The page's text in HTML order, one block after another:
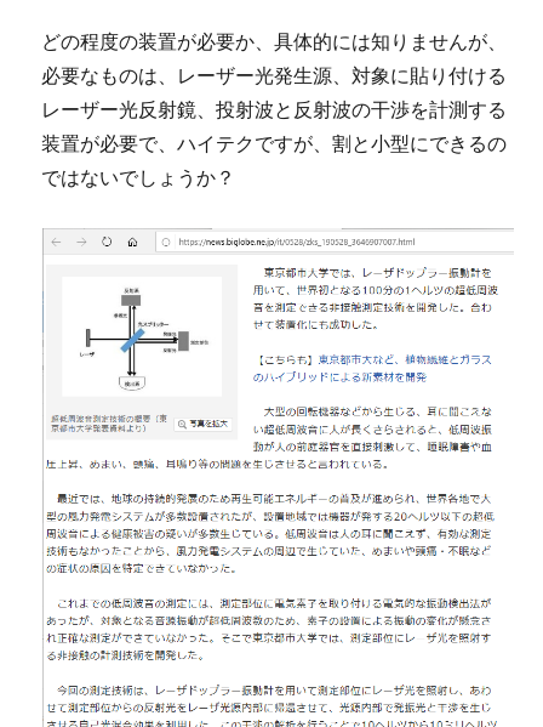
どの程度の装置が必要か、具体的には知りませんが、
必要なものは、レーザー光発生源、対象に貼り付ける
レーザー光反射鏡、投射波と反射波の干渉を計測する
装置が必要で、ハイテクですが、割と小型にできるの
ではないでしょうか？